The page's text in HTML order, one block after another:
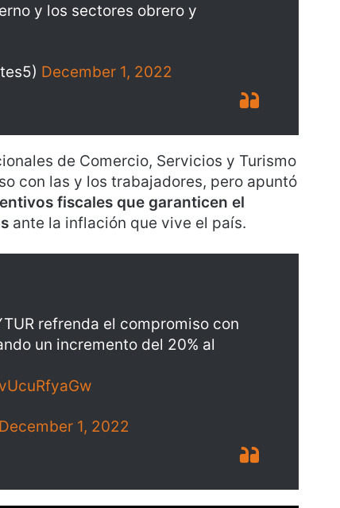
y los sectores obrero y
December 1, 2022
de Comercio, Servicios y Turismo
con las y los trabajadores, pero apuntó
fiscales que garanticen el
ante la inflación que vive el país.
refrenda el compromiso con
un incremento del 20% al
December 1, 2022